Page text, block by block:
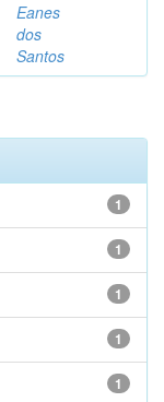
Eanes
dos
Santos
1
1
1
1
1